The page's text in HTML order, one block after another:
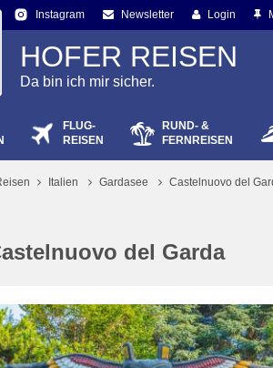
Instagram Newsletter Login
Passwort
HOFER REISEN
Da bin ich mir sicher.
FLUG-
REISEN
RUND- &
FERNREISEN
Italien Gardasee Castelnuovo del
del Garda